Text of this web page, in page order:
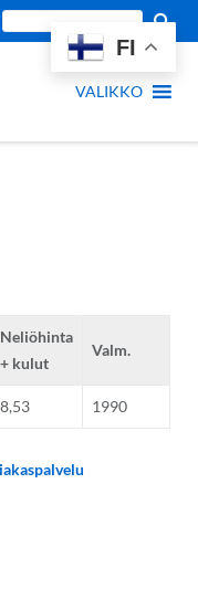
sivustolta:
VALIKKO
Neliöhinta
+ kulut
Valm.
8,53 1990
FI